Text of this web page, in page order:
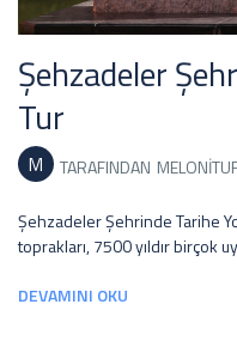
Şehzadeler
Tur
M TARAFINDAN
Şehzadeler Şehrinde Tarihe
toprakları, 7500 yıldır birçok
DEVAMINI OKU